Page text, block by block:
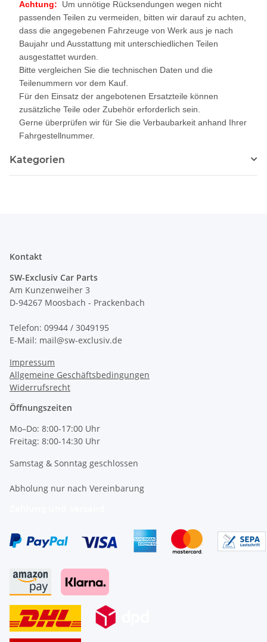
Achtung: Um unnötige Rücksendungen wegen nicht
passenden Teilen zu vermeiden, bitten wir darauf zu achten,
dass die angegebenen Fahrzeuge von Werk aus je nach
Baujahr und Ausstattung mit unterschiedlichen Teilen
ausgestattet wurden.
Bitte vergleichen Sie die technischen Daten und die
Teilenummern vor dem Kauf.
Für den Einsatz der angebotenen Ersatzteile können
zusätzliche Teile oder Zubehör erforderlich sein.
Gerne überprüfen wir für Sie die Verbaubarkeit anhand Ihrer
Fahrgestellnummer.
Kategorien
Kontakt
SW-Exclusiv Car Parts
Am Kunzenweiher 3
D-94267 Moosbach - Prackenbach
Telefon: 09944 / 3049195
E-Mail: mail@sw-exclusiv.de
Impressum
Allgemeine Geschäftsbedingungen
Widerrufsrecht
Öffnungszeiten
Mo–Do: 8:00-17:00 Uhr
Freitag: 8:00-14:30 Uhr
Samstag & Sonntag geschlossen
Abholung nur nach Vereinbarung